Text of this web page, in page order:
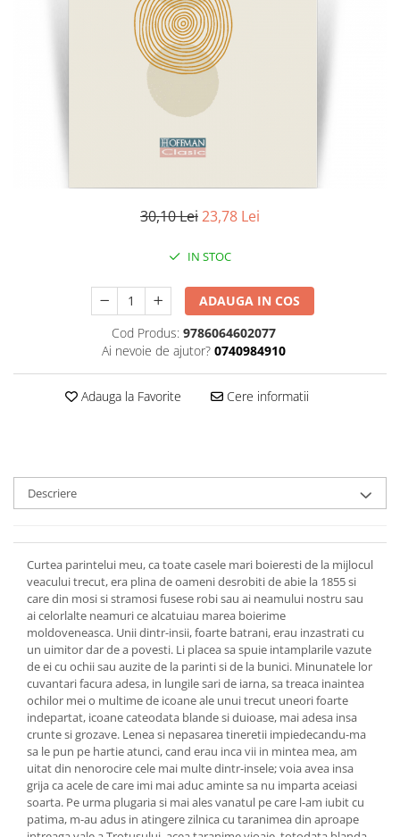
Publicistica / Reportaje / Interviuri
Sociologie si filozofie
30,10 Lei23,78 Lei
IN STOC
ADAUGA IN COS
Cod Produs: 9786064602077
Ai nevoie de ajutor? 0740984910
Adauga la Favorite Cere informatii
Descriere
Curtea parintelui meu, ca toate casele mari boieresti de la mijlocul
veacului trecut, era plina de oameni desrobiti de abie la 1855 si
care din mosi si stramosi fusese robi sau ai neamului nostru sau
ai celorlalte neamuri ce alcatuiau marea boierime
moldoveneasca. Unii dintr-insii, foarte batrani, erau inzastrati cu
un uimitor dar de a povesti. Li placea sa spuie intamplarile vazute
de ei cu ochii sau auzite de la parinti si de la bunici. Minunatele lor
cuvantari facura adesa, in lungile sari de iarna, sa treaca inaintea
ochilor mei o multime de icoane ale unui trecut uneori foarte
indepartat, icoane cateodata blande si duioase, mai adesa insa
crunte si grozave. Lenea si nepasarea tineretii impiedecandu-ma
sa le pun pe hartie atunci, cand erau inca vii in mintea mea, am
uitat din nenorocire cele mai multe dintr-insele; voia avea insa
grija ca acele de care imi mai aduc aminte sa nu imparta aceiasi
soarta. Pe urma plugaria si mai ales vanatul pe care l-am iubit cu
patima, m-au adus in atingere zilnica cu taranimea din aproape